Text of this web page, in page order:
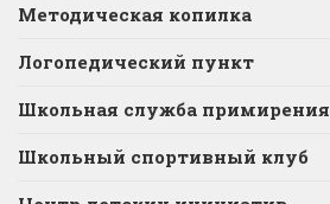
Методическая копилка
Логопедический пункт
Школьная служба примирения
Школьный спортивный клуб